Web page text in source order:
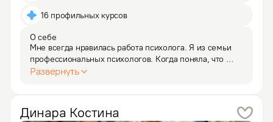
16 профильных курсов
О себе
Мне всегда нравилась работа психолога. Я из семьи
профессиональных психологов. Когда поняла, что
у меня накопилось достаточно жизненного опыта,
Развернуть
Динара Костина